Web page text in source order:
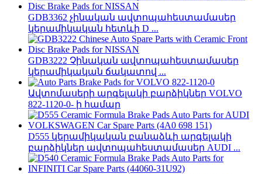
GDB3362 չինական ավտոպահեստամասեր
կերամիկական հետևի D ...
GDB3222 Չինական ավտոպահեստամասեր
կերամիկական ճակատով ...
Ավտոմասերի արգելակի բարձիկներ VOLVO
822-1120-0- ի համար
D555 կերամիկական բանաձևի արգելակի
բարձիկներ ավտոպահեստամասեր AUDI ...